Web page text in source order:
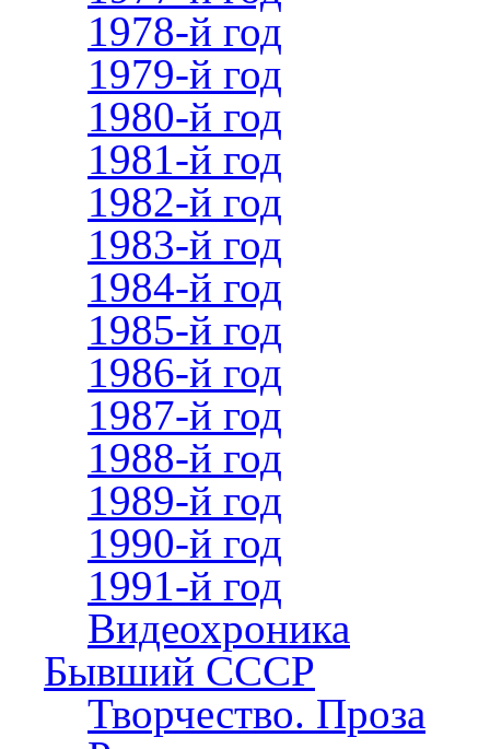
1978-й год
1979-й год
1980-й год
1981-й год
1982-й год
1983-й год
1984-й год
1985-й год
1986-й год
1987-й год
1988-й год
1989-й год
1990-й год
1991-й год
Видеохроника
Бывший СССР
Творчество. Проза